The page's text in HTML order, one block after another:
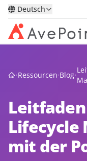
Deutsch
Pricing
Für Partner
Ressourcen Blog
Lifecycle
mit der